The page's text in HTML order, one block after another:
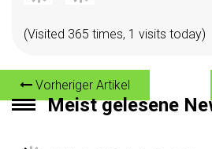
(Visited 365 times, 1 visits today)
Vorheriger Artikel
Meist gelesene